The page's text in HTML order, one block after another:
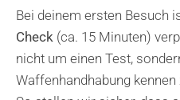
Bei deinem ersten Besuch
Check(ca. 15 Minuten)
nicht um einen Test,
Waffenhandhabung kennen